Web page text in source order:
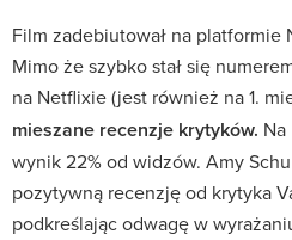
Film zadebiutował na
Mimo że szybko stał się
na Netflixie (jest również na 1.
mieszane recenzje krytyków. Na
wynik 22% od widzów. Amy
pozytywną recenzję od krytyka
podkreślając odwagę w